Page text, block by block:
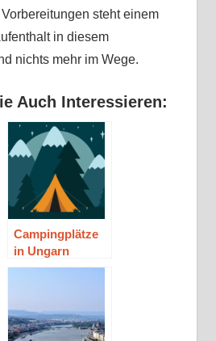
steht einem
in diesem
nichts mehr im Wege.
Auch Interessieren:
Campingplätze
in Ungarn